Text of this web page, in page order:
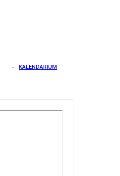
KALENDARIUM